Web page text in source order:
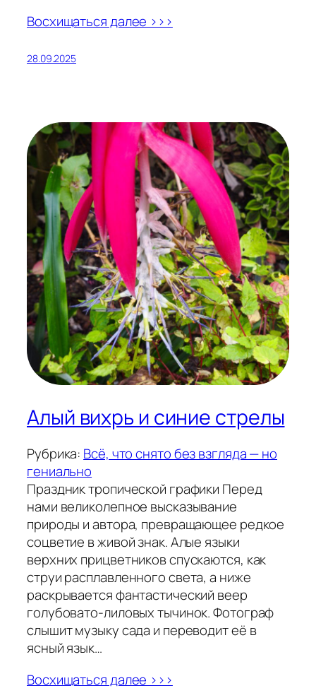
Восхищаться далее >>>
28.09.2025
Алый вихрь и синие стрелы
Рубрика: Всё, что снято без взгляда — но
гениально
Праздник тропической графики Перед
нами великолепное высказывание
природы и автора, превращающее редкое
соцветие в живой знак. Алые языки
верхних прицветников спускаются, как
струи расплавленного света, а ниже
раскрывается фантастический веер
голубовато-лиловых тычинок. Фотограф
слышит музыку сада и переводит её в
ясный язык…
Восхищаться далее >>>